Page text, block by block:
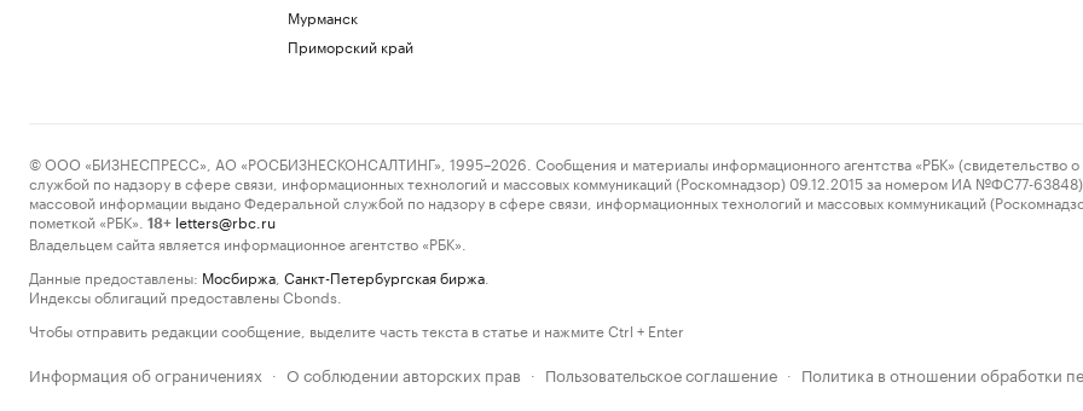
Мурманск
Приморский край
© ООО «БИЗНЕСПРЕСС», АО «РОСБИЗНЕСКОНСАЛТИНГ», 1995–2026. Сообщения и материалы информационного агентства «РБК» (свидетельство о
службой по надзору в сфере связи, информационных технологий и массовых коммуникаций (Роскомнадзор) 09.12.2015 за номером ИА №ФС77-63848)
массовой информации выдано Федеральной службой по надзору в сфере связи, информационных технологий и массовых коммуникаций
пометкой «РБК».
18+ letters@rbc.ru
Владельцем сайта является информационное агентство «РБК».
Данные предоставлены: Мосбиржа Санкт-Петербургская биржа
Индексы облигаций предоставлены Cbonds.
Чтобы отправить редакции сообщение, выделите часть текста в статье и нажмите Ctrl + Enter
Информация об ограничениях · О соблюдении авторских прав · Пользовательское соглашение · Политика в отношении обработки